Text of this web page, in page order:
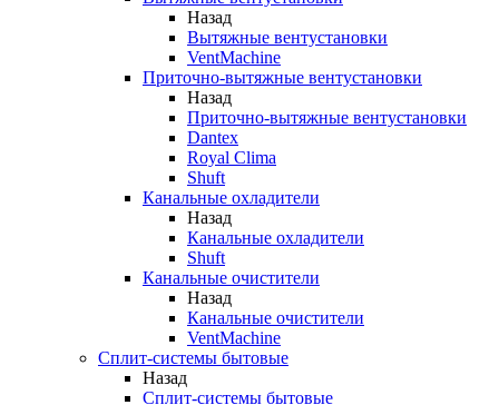
Назад
Вытяжные вентустановки
VentMachine
Приточно-вытяжные вентустановки
Назад
Приточно-вытяжные вентустановки
Dantex
Royal Clima
Shuft
Канальные охладители
Назад
Канальные охладители
Shuft
Канальные очистители
Назад
Канальные очистители
VentMachine
Сплит-системы бытовые
Назад
Сплит-системы бытовые